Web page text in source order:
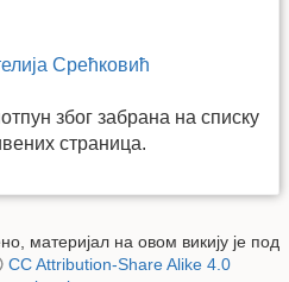
Срећковић
због забрана на списку
страница.
материјал на овом викију је под
CC Attribution-Share Alike 4.0